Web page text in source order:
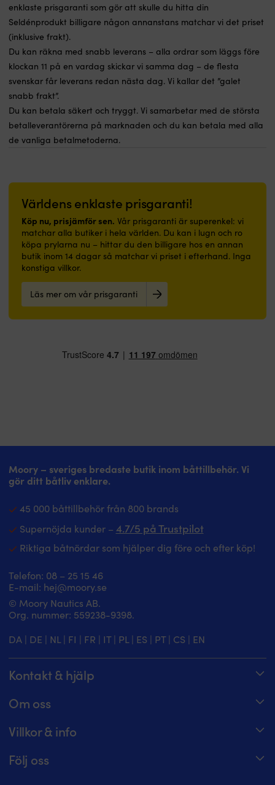
enklaste prisgaranti som gör att skulle du hitta din
Seldénprodukt billigare någon annanstans matchar vi det priset
(inklusive frakt).
Du kan räkna med snabb leverans – alla ordrar som läggs före
klockan 11 på en vardag skickar vi samma dag – de flesta
svenskar får leverans redan nästa dag. Vi kallar det ”galet
snabb frakt”.
Du kan betala säkert och tryggt. Vi samarbetar med de största
betalleverantörerna på marknaden och du kan betala med alla
de vanliga betalmetoderna.
Världens enklaste prisgaranti!
Köp nu, prisjämför sen. Vår prisgaranti är superenkel: vi
matchar alla butiker i hela världen. Du kan i lugn och ro
köpa prylarna nu – hittar du den billigare hos en annan
butik inom 14 dagar så matchar vi priset i efterhand. Inga
konstiga villkor.
Läs mer om vår prisgaranti
Moory – sveriges bredaste butik inom båttillbehör. Vi
gör ditt båtliv enklare.
45 000 båttillbehör från 800 brands
Supernöjda kunder – 4.7/5 på Trustpilot
Riktiga båtnördar som hjälper dig före och efter köp!
Telefon: 08 – 25 15 46
E-mail: hej@moory.se
© Moory Nautics AB.
Org. nummer: 5‍59238-9398.
DA | DE | NL| FI | FR | IT| PL| ES | PT| CS | EN
Kontakt & hjälp
08 – 25 15 46 – telefontider alla dagar 8 – 20
Maila oss på hej@moory.se
Om oss
För båtklubbsmedlemmar
Villkor & info
Fraktvillkor
Följ oss